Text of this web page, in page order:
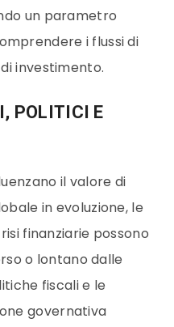
un parametro
i flussi di
investimento.
POLITICI E
il valore di
in evoluzione, le
finanziarie possono
o lontano dalle
fiscali e le
governativa